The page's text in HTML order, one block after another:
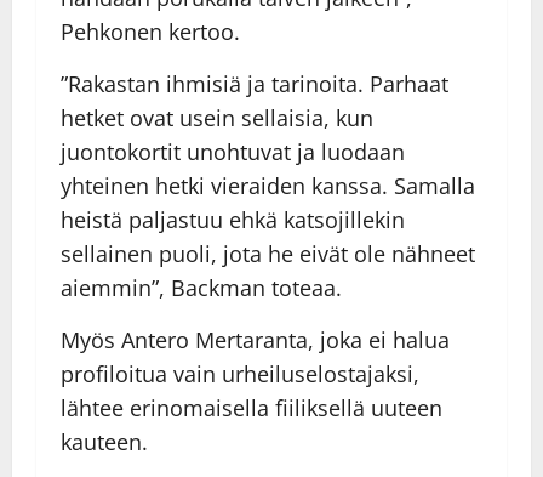
Pehkonen kertoo.
”Rakastan ihmisiä ja tarinoita. Parhaat
hetket ovat usein sellaisia, kun
juontokortit unohtuvat ja luodaan
yhteinen hetki vieraiden kanssa. Samalla
heistä paljastuu ehkä katsojillekin
sellainen puoli, jota he eivät ole nähneet
aiemmin”, Backman toteaa.
Myös Antero Mertaranta, joka ei halua
profiloitua vain urheiluselostajaksi,
lähtee erinomaisella fiiliksellä uuteen
kauteen.